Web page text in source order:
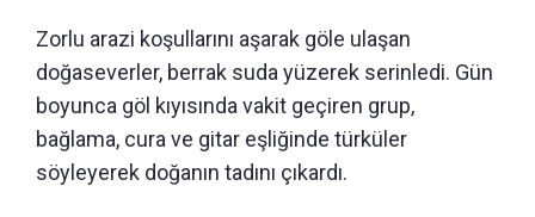
Zorlu arazi koşullarını aşarak göle ulaşan
doğaseverler, berrak suda yüzerek serinledi. Gün
boyunca göl kıyısında vakit geçiren grup,
bağlama, cura ve gitar eşliğinde türküler
söyleyerek doğanın tadını çıkardı.